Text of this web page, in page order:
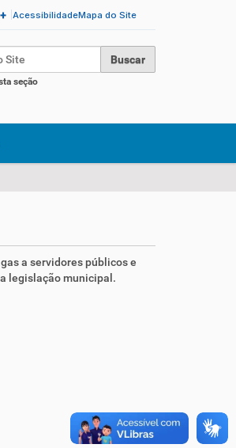
AcessibilidadeMapa do Site
seção
a servidores públicos e
legislação municipal.